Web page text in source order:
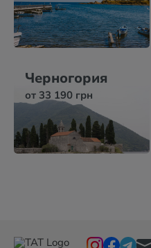
Черногория
от 33 190 грн